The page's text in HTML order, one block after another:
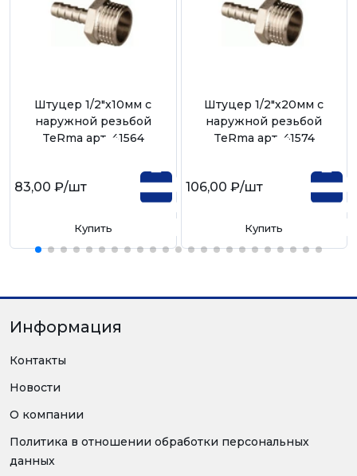
Штуцер 1/2"х10мм с
наружной резьбой
TeRma арт. 41564
83,00 ₽/шт
Купить
Штуцер 1/2"х20мм с
наружной резьбой
TeRma арт. 41574
106,00 ₽/шт
Купить
Информация
Контакты
Новости
О компании
Политика в отношении обработки персональных
данных